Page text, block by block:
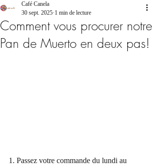
Comment vous procurer notre
Pan de Muerto en deux pas!
Café Canela
30 sept. 2025 1 min de lecture
1. Passez votre commande du lundi au